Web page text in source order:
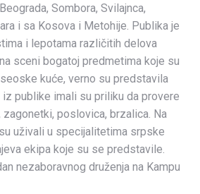
Sombora, Svilajnca,
i sa Kosova i Metohije. Publika je
i lepotama različitih delova
sceni bogatoj predmetima koje su
kuće, verno su predstavila
publike imali su priliku da provere
poslovica, brzalica. Na
uživali u specijalitetima srpske
ekipa koje su se predstavile.
nezaboravnog druženja na Kampu